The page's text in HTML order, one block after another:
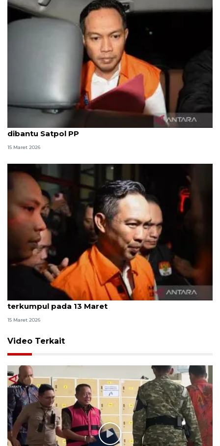
KPK sebut Bupati Cilacap peras perangkat daerah
dibantu Satpol PP
15 Maret 2026
KPK: Bupati Cilacap targetkan uang pemerasan
terkumpul pada 13 Maret
15 Maret 2026
Video Terkait